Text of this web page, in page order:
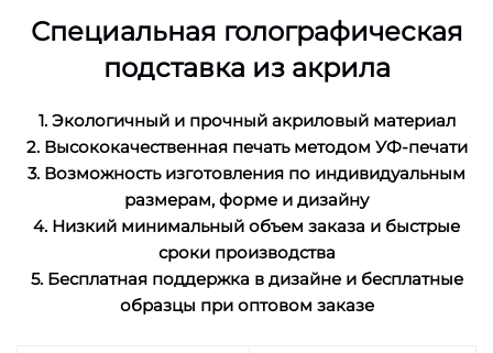
Специальная голографическая
подставка из акрила
1. Экологичный и прочный акриловый материал
2. Высококачественная печать методом УФ-печати
3. Возможность изготовления по индивидуальным
размерам, форме и дизайну
4. Низкий минимальный объем заказа и быстрые
сроки производства
5. Бесплатная поддержка в дизайне и бесплатные
образцы при оптовом заказе